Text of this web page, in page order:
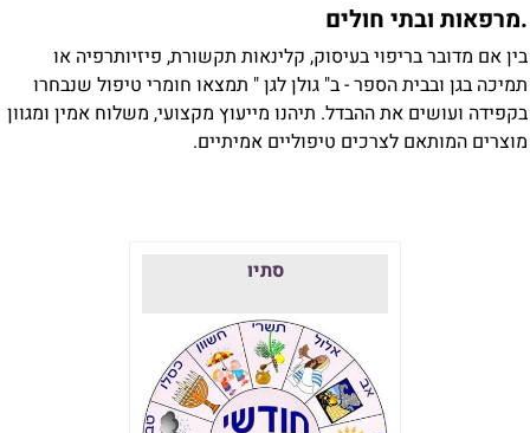
ובתי חולים
אם מדובר בריפוי בעיסוק, קלינאות תקשורת, פיזיותרפיה או
בגן ובבית הספר - ב" גולן לגן " תמצאו חומרי טיפול שנבחרו
ועושים את ההבדל. תיהנו מייעוץ מקצועי, משלוח אמין ומגוון
המותאם לצרכים טיפוליים אמיתיים.
סתיו